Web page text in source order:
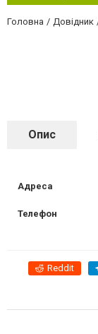
Головна Довідник
Опис
Адреса
Телефон
Reddit